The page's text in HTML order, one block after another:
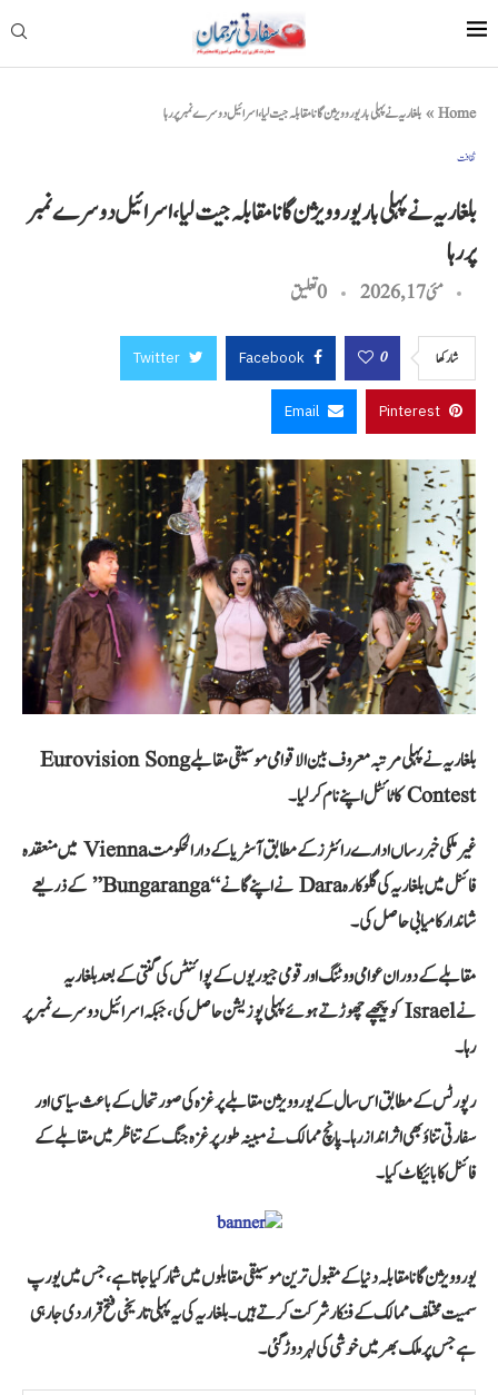
Home
» بلغاریہ نے پہلی بار یوروویژن گانا مقابلہ جیت لیا، اسرائیل دوسرے نمبر پر رہا
ثقافت
بلغاریہ نے پہلی بار یوروویژن گانا مقابلہ جیت لیا، اسرائیل دوسرے نمبر
پر رہا
مئی 17, 2026 0 تعليق
شاركها 0
Facebook
Twitter
Pinterest
Email
بلغاریہ نے پہلی مرتبہ معروف بین الاقوامی موسیقی مقابلے Eurovision Song
Contest کا ٹائٹل اپنے نام کر لیا۔
غیر ملکی خبر رساں ادارے رائٹرز کے مطابق آسٹریا کے دارالحکومت Vienna میں منعقدہ
فائنل میں بلغاریہ کی گلوکارہ Dara نے اپنے گانے “Bungaranga” کے ذریعے
شاندار کامیابی حاصل کی۔
مقابلے کے دوران عوامی ووٹنگ اور قومی جیوریوں کے پوائنٹس کی گنتی کے بعد بلغاریہ
نے Israel کو پیچھے چھوڑتے ہوئے پہلی پوزیشن حاصل کی، جبکہ اسرائیل دوسرے نمبر پر
رہا۔
رپورٹس کے مطابق اس سال کے یوروویژن مقابلے پر غزہ کی صورتحال کے باعث سیاسی اور
سفارتی تناؤ بھی اثر انداز رہا۔ پانچ ممالک نے مبینہ طور پر غزہ جنگ کے تناظر میں مقابلے کے
فائنل کا بائیکاٹ کیا۔
یوروویژن گانا مقابلہ دنیا کے مقبول ترین موسیقی مقابلوں میں شمار کیا جاتا ہے، جس میں یورپ
سمیت مختلف ممالک کے فنکار شرکت کرتے ہیں۔ بلغاریہ کی یہ پہلی تاریخی فتح قرار دی جا رہی
ہے جس پر ملک بھر میں خوشی کی لہر دوڑ گئی۔